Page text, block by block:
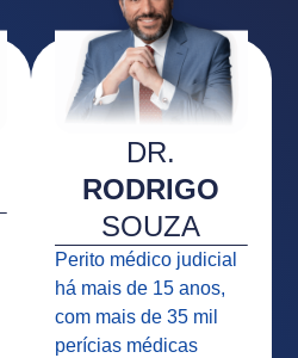
DR.
RODRIGO
SOUZA
Perito médico judicial
há mais de 15 anos,
com mais de 35 mil
perícias médicas